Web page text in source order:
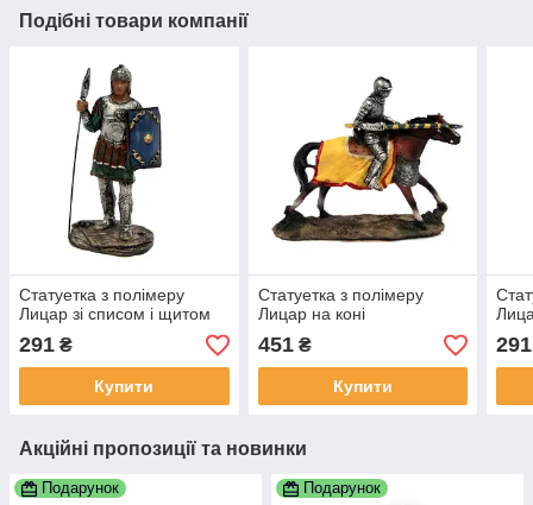
Подібні товари компанії
Статуетка з полімеру
Лицар зі списом і щитом
291 ₴
Купити
Статуетка з полімеру
Лицар на коні
451₴
Купити
291
Акційні пропозиції та новинки
Подарунок Подарунок